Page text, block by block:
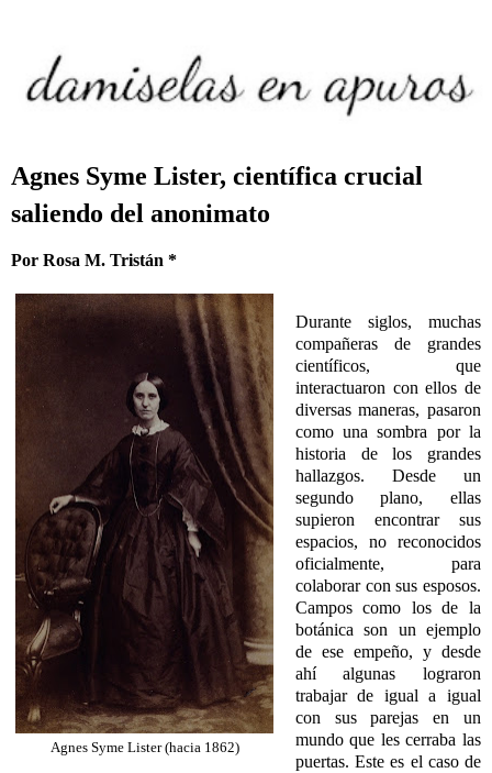
Agnes Syme Lister, científica crucial
saliendo del anonimato
Por Rosa M. Tristán *
Agnes Syme Lister (hacia 1862)
Durante siglos, muchas
compañeras de grandes
científicos, que
interactuaron con ellos de
diversas maneras, pasaron
como una sombra por la
historia de los grandes
hallazgos. Desde un
segundo plano, ellas
supieron encontrar sus
espacios, no reconocidos
oficialmente, para
colaborar con sus esposos.
Campos como los de la
botánica son un ejemplo
de ese empeño, y desde
ahí algunas lograron
trabajar de igual a igual
con sus parejas en un
mundo que les cerraba las
puertas. Este es el caso de